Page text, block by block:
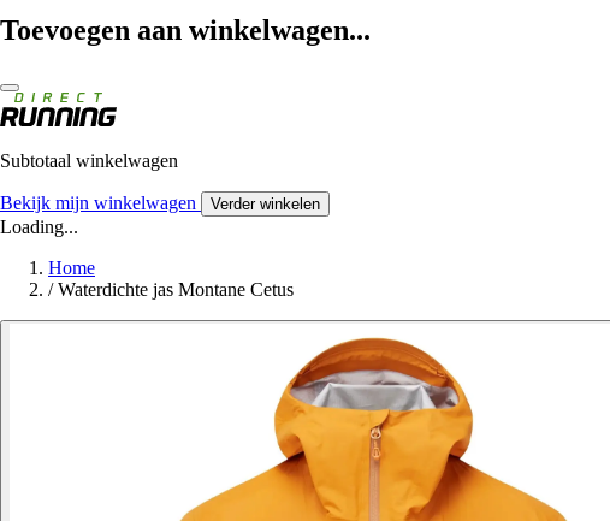
Toevoegen aan winkelwagen...
Subtotaal winkelwagen
Bekijk mijn winkelwagen Verder winkelen
Loading...
Home
/ Waterdichte jas Montane Cetus